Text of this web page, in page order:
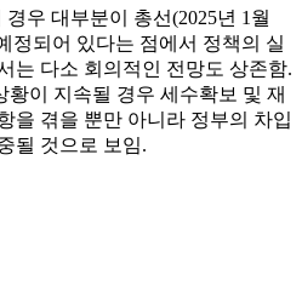
우 대부분이 총선(2025년 1월
정되어 있다는 점에서 정책의 실
는 다소 회의적인 전망도 상존함.
황이 지속될 경우 세수확보 및 재
을 겪을 뿐만 아니라 정부의 차입
될 것으로 보임.